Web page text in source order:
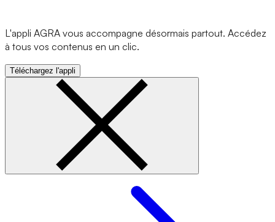
L'appli AGRA vous accompagne désormais partout. Accédez
à tous vos contenus en un clic.
Téléchargez l'appli